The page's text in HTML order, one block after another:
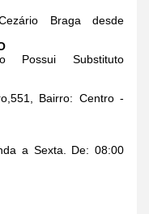
Braga desde
Possui Substituto
Bairro: Centro -
a Sexta. De: 08:00